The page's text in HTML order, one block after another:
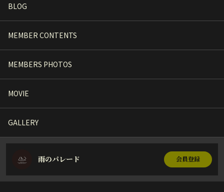
BLOG
MEMBER CONTENTS
MEMBERS PHOTOS
MOVIE
GALLERY
雨のパレード 会員登録